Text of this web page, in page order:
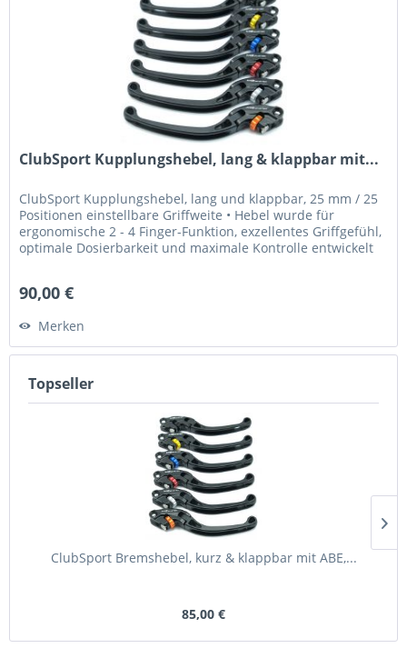
ClubSport Kupplungshebel, lang & klappbar mit...
ClubSport Kupplungshebel, lang und klappbar, 25 mm / 25
Positionen einstellbare Griffweite • Hebel wurde für
ergonomische 2 - 4 Finger-Funktion, exzellentes Griffgefühl,
optimale Dosierbarkeit und maximale Kontrolle entwickelt
90,00 €
Merken
Topseller
ClubSport Bremshebel, kurz & klappbar mit ABE,...
85,00 €